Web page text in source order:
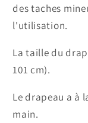
des taches
l'utilisation.
La taille du
101 cm).
Le drapeau a à
main.